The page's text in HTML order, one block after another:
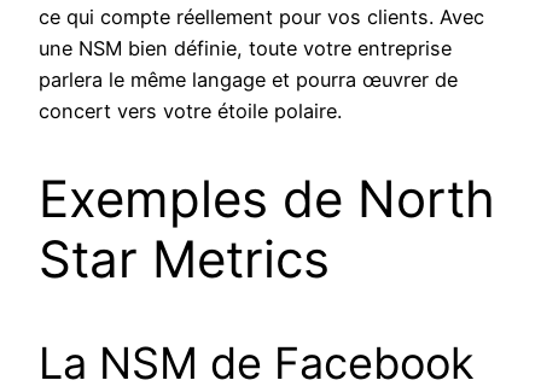
ce qui compte réellement pour vos clients. Avec
une NSM bien définie, toute votre entreprise
parlera le même langage et pourra œuvrer de
concert vers votre étoile polaire.
Exemples de North
Star Metrics
La NSM de Facebook